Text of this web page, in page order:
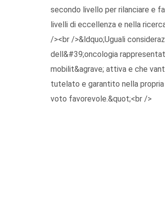
secondo livello per rilanciare e
livelli di eccellenza e nella
/><br />&ldquo;Uguali
dell&#39;oncologia
mobilit&agrave; attiva e che
tutelato e garantito nella propria
voto favorevole.&quot;<br />